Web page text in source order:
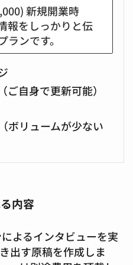
新規開業時
報をしっかりと伝
ンです。
ご自身で更新可能）
ボリュームが少ない
内容
よるインタビューを実
出す原稿を作成しま